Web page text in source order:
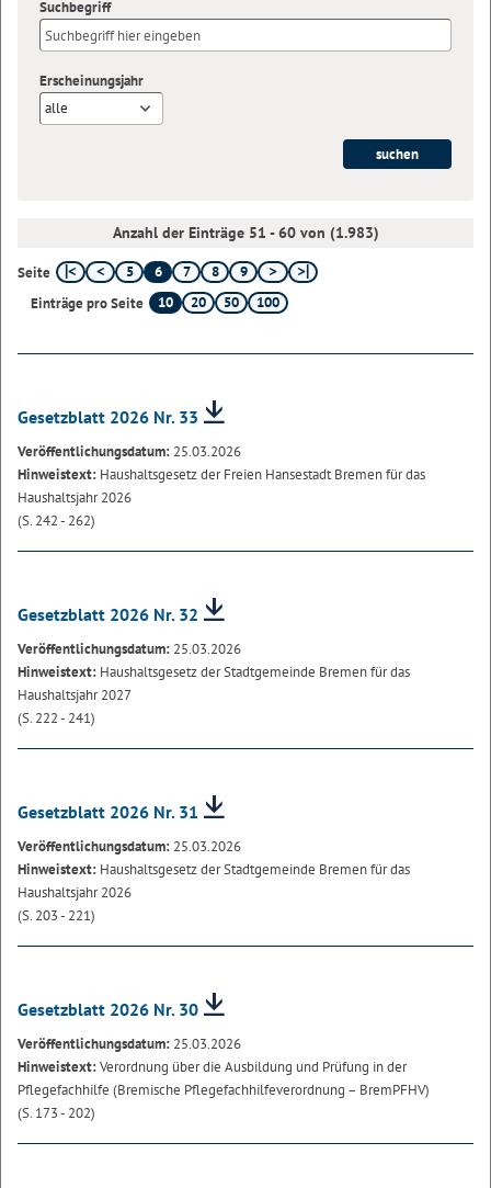
Suchbegriff
Erscheinungsjahr
alle
Anzahl der Einträge 51 - 60 von (1.983)
Seite 5 6 7 8
9
Einträge pro Seite
10 20 50 100
Gesetzblatt 2026 Nr. 33
Veröffentlichungsdatum: 25.03.2026
Hinweistext: Haushaltsgesetz der Freien Hansestadt Bremen für das
Haushaltsjahr 2026
(S. 242 - 262)
Gesetzblatt 2026 Nr. 32
Veröffentlichungsdatum: 25.03.2026
Hinweistext: Haushaltsgesetz der Stadtgemeinde Bremen für das
Haushaltsjahr 2027
(S. 222 - 241)
Gesetzblatt 2026 Nr. 31
Veröffentlichungsdatum: 25.03.2026
Hinweistext: Haushaltsgesetz der Stadtgemeinde Bremen für das
Haushaltsjahr 2026
(S. 203 - 221)
Gesetzblatt 2026 Nr. 30
Veröffentlichungsdatum: 25.03.2026
Hinweistext:Verordnung über die Ausbildung und Prüfung in der
Pflegefachhilfe (Bremische Pflegefachhilfeverordnung – BremPFHV)
(S. 173 - 202)